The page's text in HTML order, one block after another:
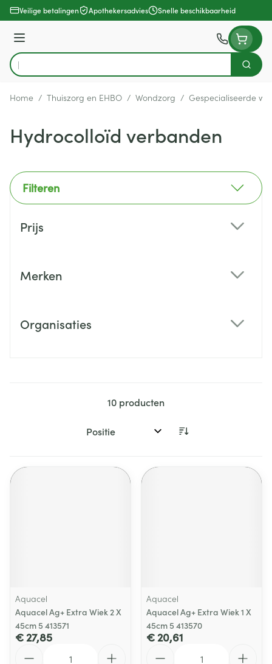
Ga naar de inhoud
Veilige betalingen Apothekersadvies Snelle beschikbaarheid
Menu
Product, merk, categorie...
Zoek
Home / Thuiszorg en EHBO / Wondzorg / Gespecialiseerde
Hydrocolloïd verbanden
Filteren
Prijs
Merken
Organisaties
10 producten
Sorteer op:
Aquacel
Aquacel Ag+ Extra Wiek 2 X
45cm 5 413571
€ 27,85
Aquacel
Aquacel Ag+ Extra Wiek 1 X
45cm 5 413570
€ 20,61